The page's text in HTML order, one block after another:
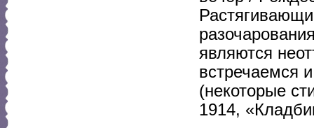
являются
встречаемся
(некоторые
1914,